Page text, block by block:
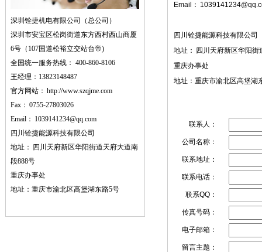
深圳铨捷机电有限公司（总公司）
深圳市安宝区松岗街道东方西村西山商厦
6号（107国道松裕立交站台帝)
全国统一服务热线： 400-860-8106
王经理：13823148487
官方网站： http://www.szqjme.com
Fax： 0755-27803026
Email： 1039141234@qq.com
四川铨捷能源科技有限公司
地址：
四川天府新区华阳街道天府大道南
段888号
重庆办事处
地址：重庆市渝北区高堡湖东路5号
Email：
四川铨捷能源科技有限公司
地址：
四川天府新区华阳
重庆办事处
地址：重庆市渝北区高堡湖
联系人：
公司名称：
联系地址：
联系电话：
联系QQ：
传真号码：
电子邮箱：
留言主题：